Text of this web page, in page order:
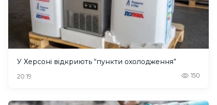
У Херсоні відкриють “пункти охолодження”
20:19 150